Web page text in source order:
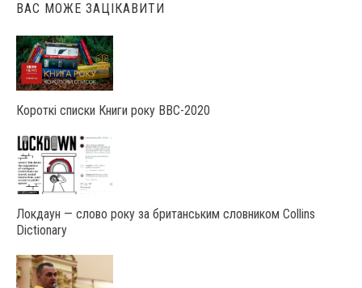
ВАС МОЖЕ ЗАЦІКАВИТИ
Короткі списки Книги року ВВС-2020
Локдаун — слово року за британським словником Collins
Dictionary